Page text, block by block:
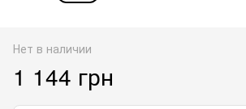
Нет в наличии
1 144 грн